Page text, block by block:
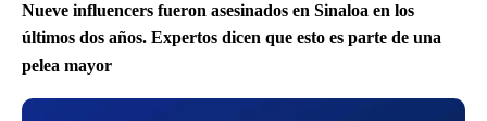
Nueve influencers fueron asesinados en Sinaloa en los
últimos dos años. Expertos dicen que esto es parte de una
pelea mayor